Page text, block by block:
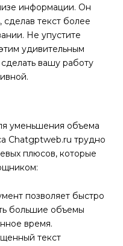
информации. Он
сделав текст более
Не упустите
удивительным
вашу работу
уменьшения объема
Chatgptweb.ru трудно
плюсов, которые
позволяет быстро
большие объемы
время.
текст